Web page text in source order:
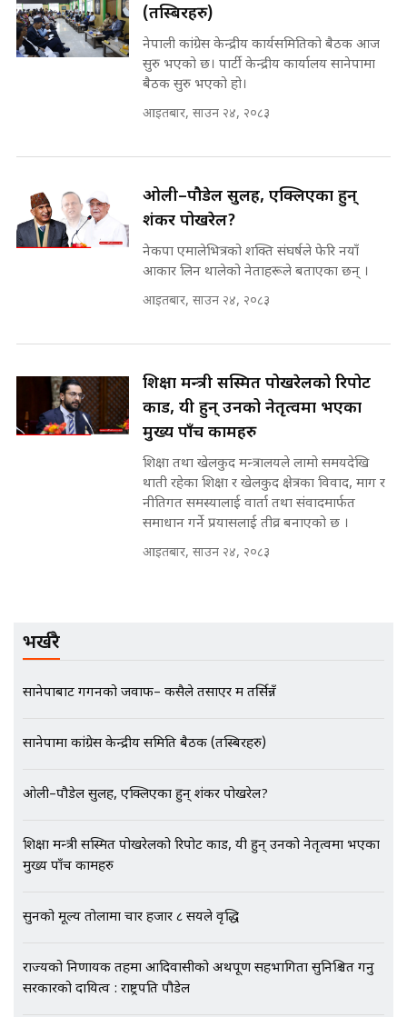
Prachanda, Rabi, Gagan Stand
on the Same Page ||
SIDHAKURA ||
भनिन्–साथ दिनुहोस्, दबाब होइन ||
रसुवाकाे भाङ्गे झरना | Bhange
SIDHAKURA ||
Expansion Dilemma |
SIDHAKURA |
भूमिसुधार मन्त्रीलाई जोगाइदै ! ||
SIDHAKURA ||
||
मन्त्री र पूर्व मन्त्रीको ७८ लाख घुस डिलको
अडियो | FULL AUDIO |
SIDHAKURA |
मन्त्री राजकुमारलाई घुस दिने विचौलीया
पूर्व मन्त्री रञ्जिता || SIDHAKURA
||
मन्त्रीले घुस डिल गरेको अडियो ! दुई झोला
नोट मन्त्रीलाई घुस | SIDHAKURA |
SIDHAKURA INVESTIGATION |
गोप्य अडियो र म्यासेज, गृह मन्त्रालय
भिजिट भिसामा गृह मन्त्रालयकै सेटिङः१
एभरेष्ट अस्पताल फलोअपः CCTV फुटेज
गायब || Everest Hospital
Followup: CCTV Footage Lost |
(तस्बिरहरु)
नेपाली कांग्रेस केन्द्रीय कार्यसमितिको बैठक आज
सुरु भएको छ। पार्टी केन्द्रीय कार्यालय सानेपामा
बैठक सुरु भएको हो।
आइतबार, साउन २४, २०८३
ओली–पौडेल सुलह, एक्लिएका हुन्
शंकर पोखरेल?
नेकपा एमालेभित्रको शक्ति संघर्षले फेरि नयाँ
आकार लिन थालेको नेताहरूले बताएका छन् ।
आइतबार, साउन २४, २०८३
शिक्षा मन्त्री सस्मित पोखरेलको रिपोर्ट
कार्ड, यी हुन् उनको नेतृत्वमा भएका
मुख्य पाँच कामहरु
शिक्षा तथा खेलकुद मन्त्रालयले लामो समयदेखि
थाती रहेका शिक्षा र खेलकुद क्षेत्रका विवाद, माग र
नीतिगत समस्यालाई वार्ता तथा संवादमार्फत
समाधान गर्ने प्रयासलाई तीव्र बनाएको छ ।
आइतबार, साउन २४, २०८३
भर्खरै
सानेपाबाट गगनको जवाफ– कसैले तर्साएर म तर्सिन्नँ
सानेपामा कांग्रेस केन्द्रीय समिति बैठक (तस्बिरहरु)
ओली–पौडेल सुलह, एक्लिएका हुन् शंकर पोखरेल?
शिक्षा मन्त्री सस्मित पोखरेलको रिपोर्ट कार्ड, यी हुन् उनको नेतृत्वमा भएका
मुख्य पाँच कामहरु
सुनको मूल्य तोलामा चार हजार ८ सयले वृद्धि
राज्यको निर्णायक तहमा आदिवासीको अर्थपूर्ण सहभागिता सुनिश्चित गर्नु
सरकारको दायित्व : राष्ट्रपति पौडेल